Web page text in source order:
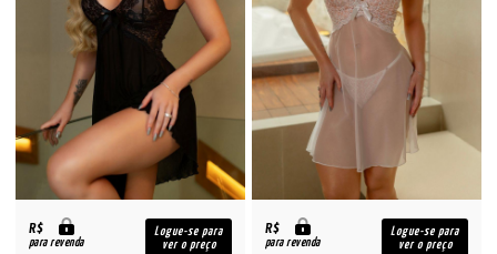
R$
para revenda
Logue-se para
ver o preço
R$
para revenda
Logue-se para
ver o preço